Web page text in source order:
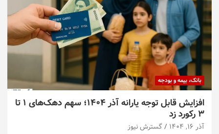
بانک، بیمه و بودجه
افزایش قابل توجه یارانه آذر ۱۴۰۴؛ سهم دهک‌های ۱ تا
۳ رکورد زد
آذر ۱۶, ۱۴۰۴ گسترش نیوز